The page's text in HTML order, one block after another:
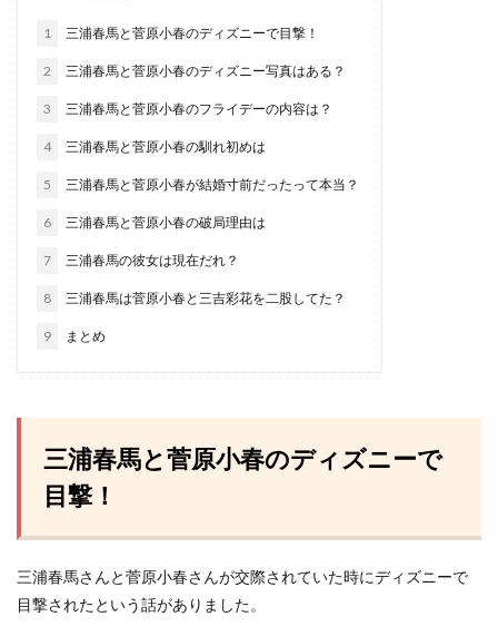
1 三浦春馬と菅原小春のディズニーで目撃！
2 三浦春馬と菅原小春のディズニー写真はある？
3 三浦春馬と菅原小春のフライデーの内容は？
4 三浦春馬と菅原小春の馴れ初めは
5 三浦春馬と菅原小春が結婚寸前だったって本当？
6 三浦春馬と菅原小春の破局理由は
7 三浦春馬の彼女は現在だれ？
8 三浦春馬は菅原小春と三吉彩花を二股してた？
9 まとめ
三浦春馬と菅原小春のディズニーで
目撃！
三浦春馬さんと菅原小春さんが交際されていた時にディズニーで
目撃されたという話がありました。